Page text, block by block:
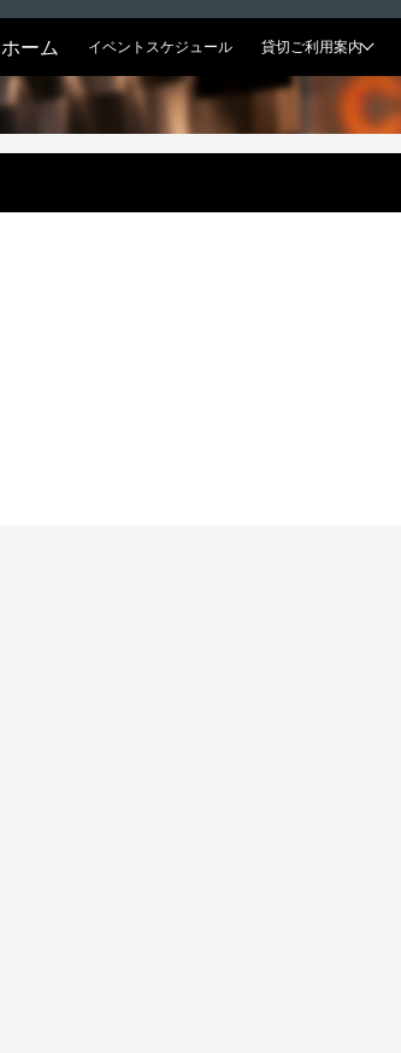
ホーム イベントスケジュール 貸切ご利用案内